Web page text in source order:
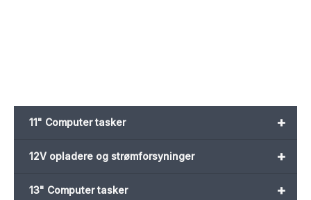
+
11" Computer tasker
+
12V opladere og strømforsyninger
+
13" Computer tasker